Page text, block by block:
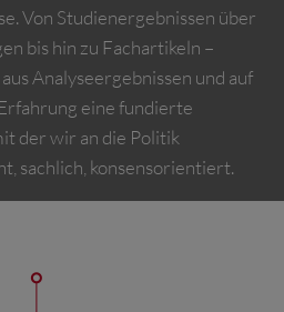
Von Studienergebnissen über
bis hin zu Fachartikeln –
Analyseergebnissen und auf
eine fundierte
der wir an die Politik
sachlich, konsensorientiert.